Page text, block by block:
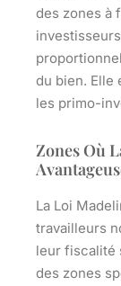
des zones à
du bien. Elle
les primo-
Zones Où
La Loi
travailleurs
leur fiscalité
des zones